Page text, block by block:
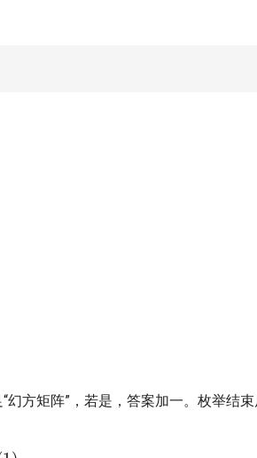
幻方矩阵”，若是，答案加一。枚举结
(1)